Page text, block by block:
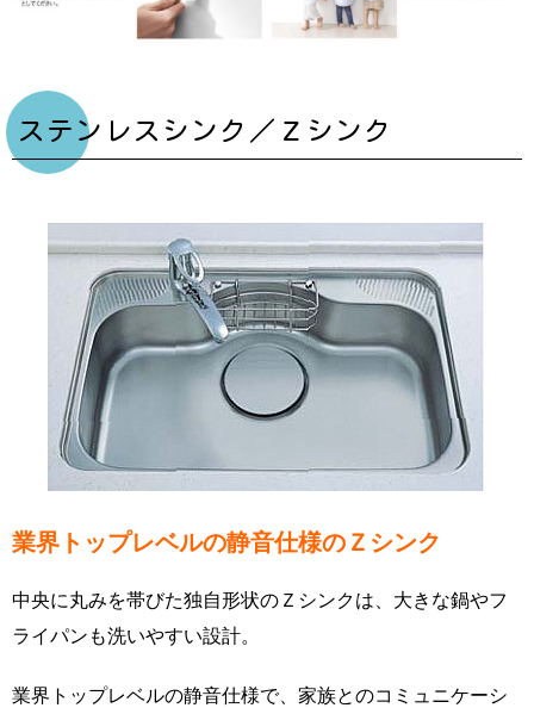
ステンレスシンク／Ｚシンク
業界トップレベルの静音仕様のＺシンク
中央に丸みを帯びた独自形状のＺシンクは、大きな鍋やフ
ライパンも洗いやすい設計。
業界トップレベルの静音仕様で、家族とのコミュニケーシ